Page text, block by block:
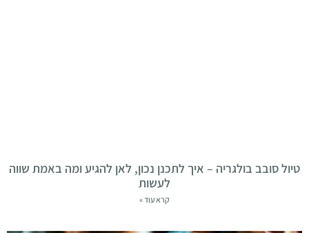
טיול סובב בולגריה – איך לתכנן נכון, לאן להגיע ומה באמת שווה
לעשות
קרא עוד »